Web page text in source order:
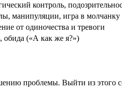
контроль,
манипуляции, игра в молчанку
от одиночества и тревоги
обида («А как же я?»)
проблемы. Выйти из этого